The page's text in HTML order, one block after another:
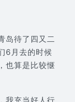
岛待了四又二
6月去的时候
也算是比较惬
我充当好人行